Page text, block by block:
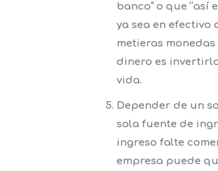
banco” o que “así
ya sea en efectivo
metieras
dinero es
vida.
Depender de un
sola fuente de
ingreso falte
empresa puede